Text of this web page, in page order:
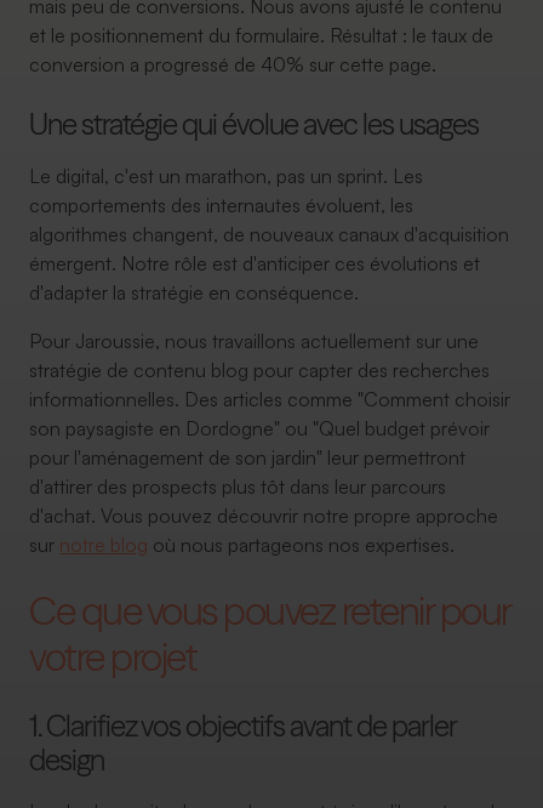
mais peu de conversions. Nous avons ajusté le contenu
et le positionnement du formulaire. Résultat : le taux de
conversion a progressé de 40% sur cette page.
Une stratégie qui évolue avec les usages
Le digital, c'est un marathon, pas un sprint. Les
comportements des internautes évoluent, les
algorithmes changent, de nouveaux canaux d'acquisition
émergent. Notre rôle est d'anticiper ces évolutions et
d'adapter la stratégie en conséquence.
Pour Jaroussie, nous travaillons actuellement sur une
stratégie de contenu blog pour capter des recherches
informationnelles. Des articles comme "Comment choisir
son paysagiste en Dordogne" ou "Quel budget prévoir
pour l'aménagement de son jardin" leur permettront
d'attirer des prospects plus tôt dans leur parcours
d'achat. Vous pouvez découvrir notre propre approche
sur notre blog où nous partageons nos expertises.
Ce que vous pouvez retenir pour
votre projet
1. Clarifiez vos objectifs avant de parler
design